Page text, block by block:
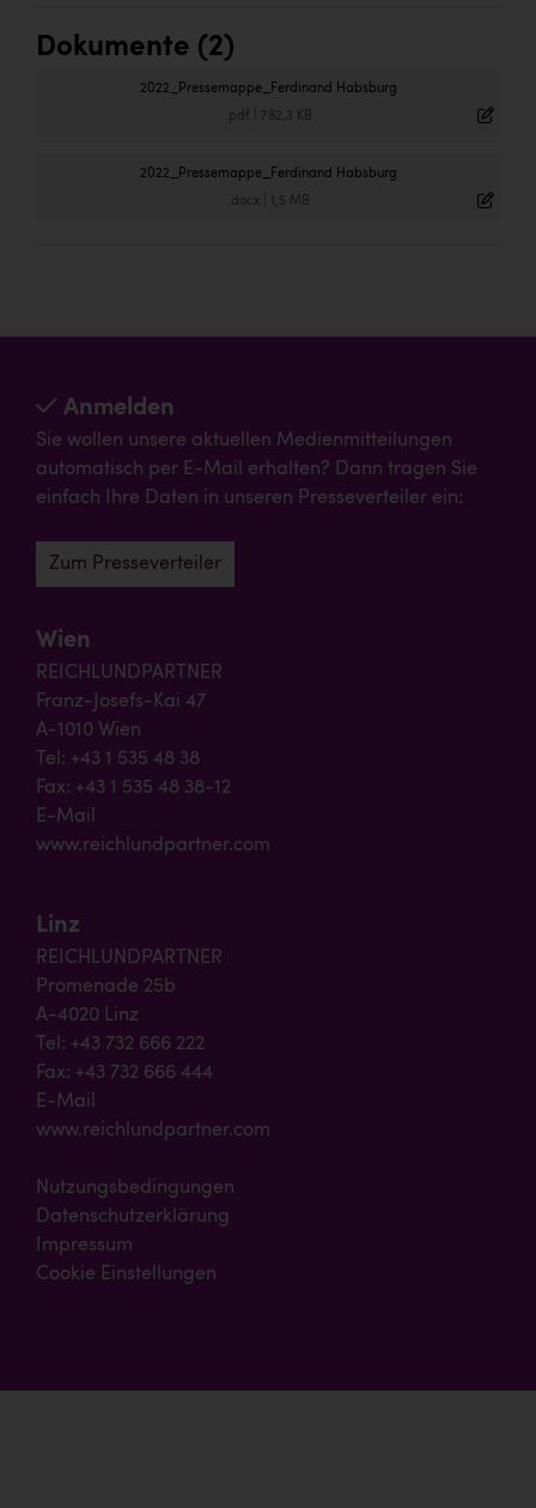
Dokumente (2)
2022_Pressemappe_Ferdinand Habsburg
.pdf 782,3 KB
2022_Pressemappe_Ferdinand Habsburg
.docx| 1,5 MB
Anmelden
Sie wollen unsere aktuellen Medienmitteilungen
automatisch per E-Mail erhalten? Dann tragen Sie
einfach Ihre Daten in unseren Presseverteiler ein:
Zum Presseverteiler
Wien
REICHLUNDPARTNER
Franz-Josefs-Kai 47
A-1010 Wien
Tel: +43 1 535 48 38
Fax: +43 1 535 48 38-12
E-Mail
www.reichlundpartner.com
Linz
REICHLUNDPARTNER
Promenade 25b
A-4020 Linz
Tel: +43 732 666 222
Fax: +43 732 666 444
E-Mail
www.reichlundpartner.com
Nutzungsbedingungen
Datenschutzerklärung
Impressum
Cookie Einstellungen